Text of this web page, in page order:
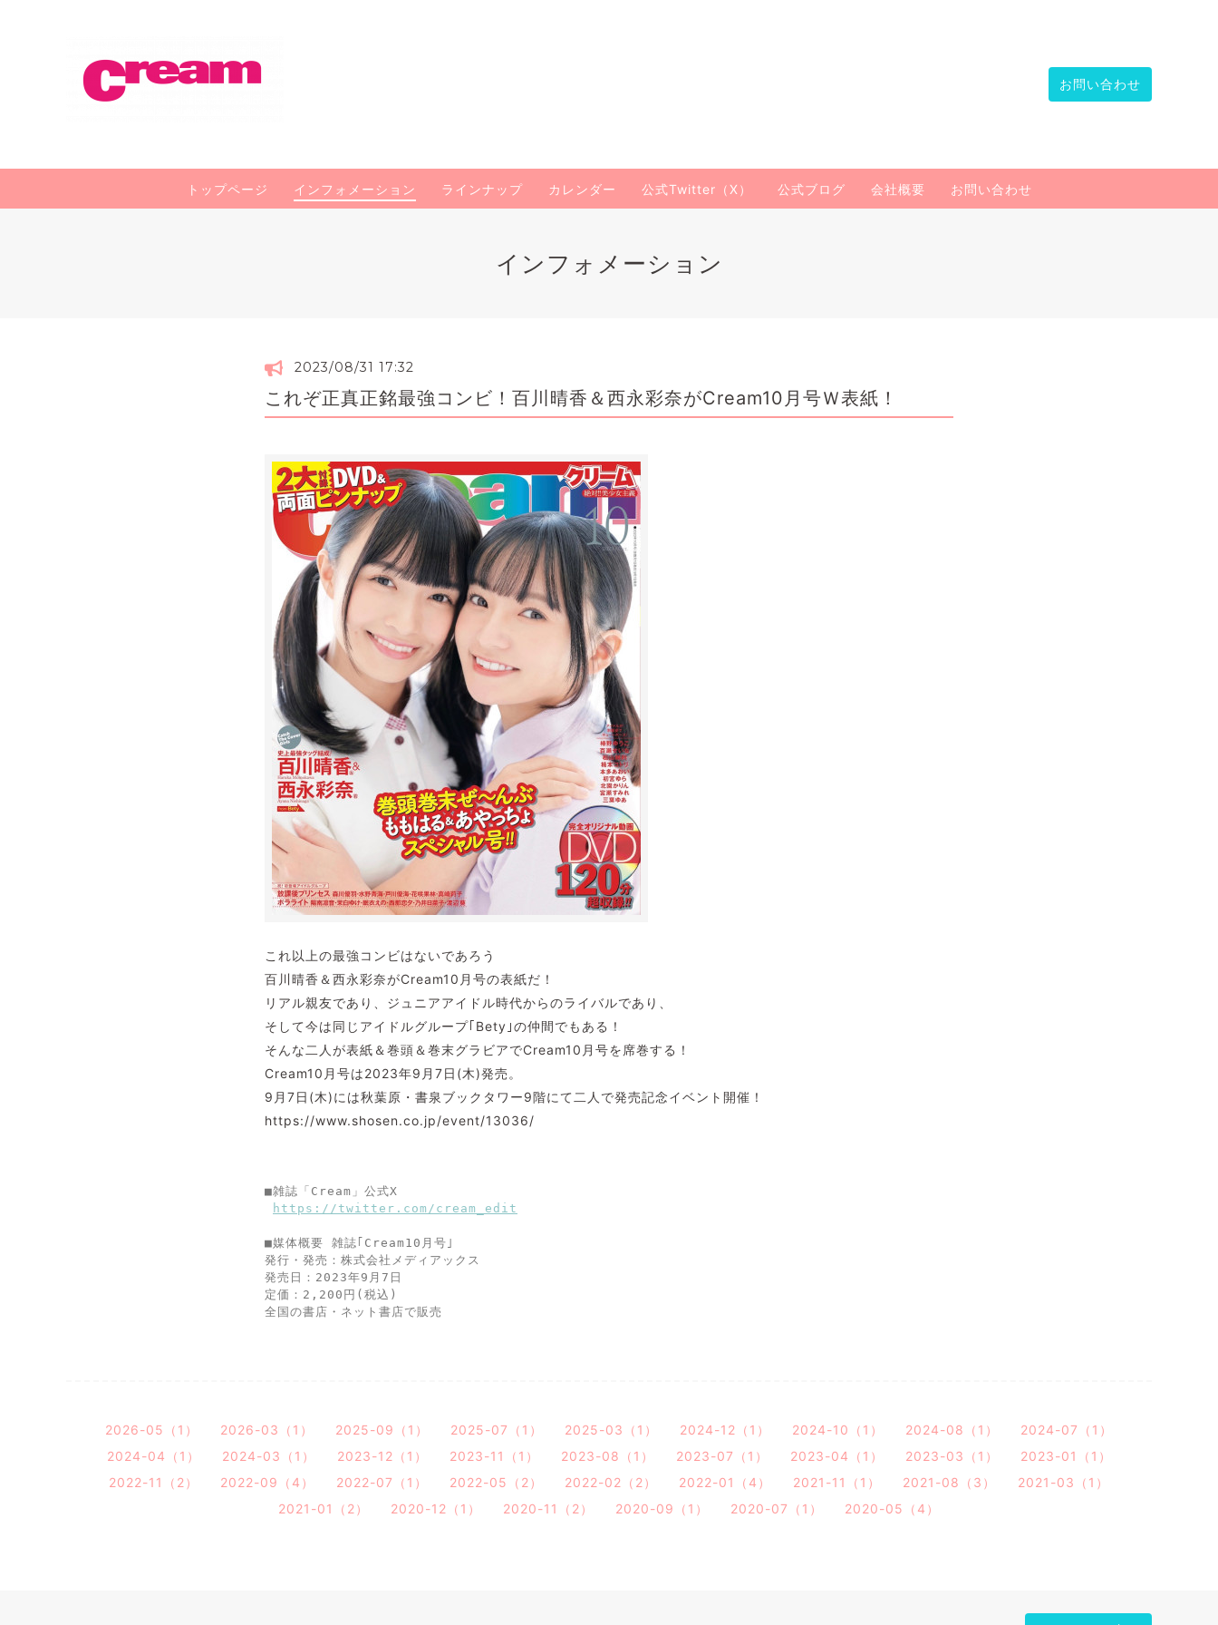
お問い合わせ
トップページ インフォメーション ラインナップ カレンダー 公式Twitter（X） 公式ブログ 会社概要 お問い合わせ
インフォメーション
2023/08/31 17:32
これぞ正真正銘最強コンビ！百川晴香＆西永彩奈がCream10月号Ｗ表紙！
これ以上の最強コンビはないであろう
百川晴香＆西永彩奈がCream10月号の表紙だ！
リアル親友であり、ジュニアアイドル時代からのライバルであり、
そして今は同じアイドルグループ｢Bety｣の仲間でもある！
そんな二人が表紙＆巻頭＆巻末グラビアでCream10月号を席巻する！
Cream10月号は2023年9月7日(木)発売。
9月7日(木)には秋葉原・書泉ブックタワー9階にて二人で発売記念イベント開催！
https://www.shosen.co.jp/event/13036/
■雑誌「Cream」公式X
https://twitter.com/cream_edit
■媒体概要 雑誌｢Cream10月号｣
発行・発売：株式会社メディアックス
発売日：2023年9月7日
定価：2,200円(税込)
全国の書店・ネット書店で販売
2026-05（1） 2026-03（1） 2025-09（1） 2025-07（1） 2025-03（1） 2024-12（1） 2024-10（1） 2024-08（1）
2024-07（1）
2024-04（1）
2024-03（1） 2023-12（1） 2023-11（1） 2023-08（1） 2023-07（1） 2023-04（1） 2023-03（1）
2023-01（1）
2022-11（2）
2022-09（4） 2022-07（1） 2022-05（2） 2022-02（2） 2022-01（4） 2021-11（1） 2021-08（3）
2021-03（1）
2021-01（2）
2020-12（1） 2020-11（2） 2020-09（1） 2020-07（1） 2020-05（4）